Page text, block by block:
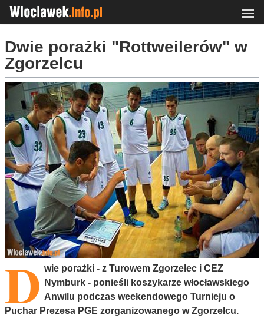
Dwie porażki "Rottweilerów" w
Zgorzelcu
D wie porażki - z Turowem Zgorzelec i CEZ
Nymburk - ponieśli koszykarze włocławskiego
Anwilu podczas weekendowego Turnieju o
Puchar Prezesa PGE zorganizowanego w Zgorzelcu.